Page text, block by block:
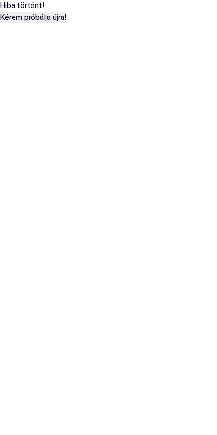
Hiba történt!
Kérem próbálja újra!